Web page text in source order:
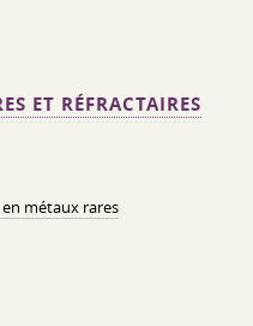
ET RÉFRACTAIRES
métaux rares